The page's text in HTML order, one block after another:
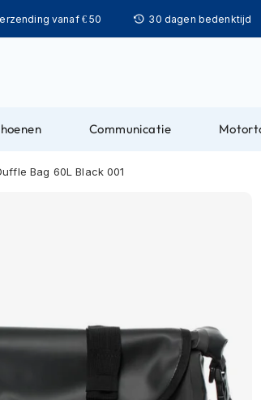
vanaf € 50 30 dagen bedenktijd
Communicatie
Bag 60L Black 001